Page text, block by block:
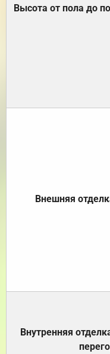
Высота от пола до
Внешняя
Внутренняя